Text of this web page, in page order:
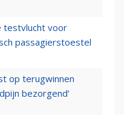
testvlucht voor
passagierstoestel
op terugwinnen
bezorgend’